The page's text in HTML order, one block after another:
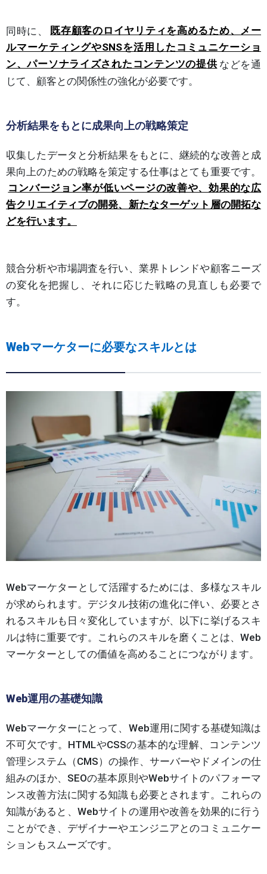
同時に、
既存顧客のロイヤリティを高めるため、メー
ルマーケティングやSNSを活用したコミュニケーショ
ン、パーソナライズされたコンテンツの提供 などを通
じて、顧客との関係性の強化が必要です。
分析結果をもとに成果向上の戦略策定
収集したデータと分析結果をもとに、継続的な改善と成
果向上のための戦略を策定する仕事はとても重要です。
コンバージョン率が低いページの改善や、効果的な広
告クリエイティブの開発、新たなターゲット層の開拓な
どを行います。
競合分析や市場調査を行い、業界トレンドや顧客ニーズ
の変化を把握し、それに応じた戦略の見直しも必要で
す。
Webマーケターに必要なスキルとは
Webマーケターとして活躍するためには、多様なスキル
が求められます。デジタル技術の進化に伴い、必要とさ
れるスキルも日々変化していますが、以下に挙げるスキ
ルは特に重要です。これらのスキルを磨くことは、Web
マーケターとしての価値を高めることにつながります。
Web運用の基礎知識
Webマーケターにとって、Web運用に関する基礎知識は
不可欠です。HTMLやCSSの基本的な理解、コンテンツ
管理システム（CMS）の操作、サーバーやドメインの仕
組みのほか、SEOの基本原則やWebサイトのパフォーマ
ンス改善方法に関する知識も必要とされます。これらの
知識があると、Webサイトの運用や改善を効果的に行う
ことができ、デザイナーやエンジニアとのコミュニケー
ションもスムーズです。